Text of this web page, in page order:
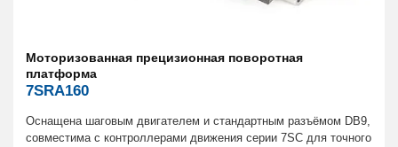
Моторизованная прецизионная поворотная
платформа
7SRA160
Оснащена шаговым двигателем и стандартным разъёмом DB9,
совместима с контроллерами движения серии 7SC для точного